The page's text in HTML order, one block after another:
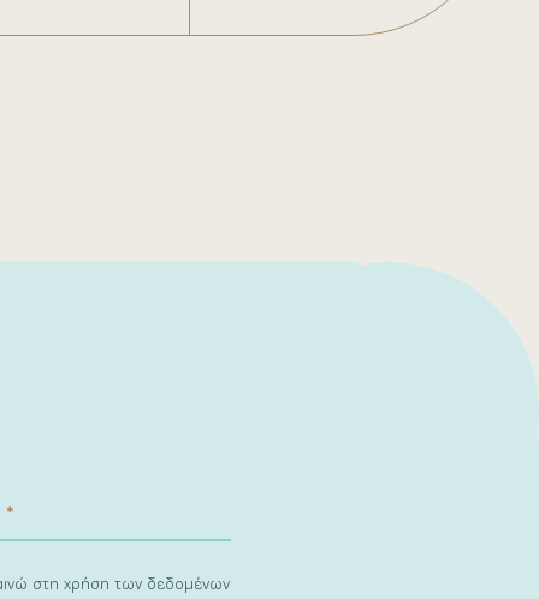
στη χρήση των δεδομένων